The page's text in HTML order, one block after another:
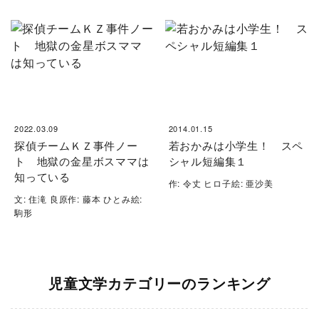
2022.03.09
探偵チームＫＺ事件ノー
ト 地獄の金星ボスママは
知っている
文: 住滝 良原作: 藤本 ひとみ絵:
駒形
2014.01.15
若おかみは小学生！ スペ
シャル短編集１
作: 令丈 ヒロ子絵: 亜沙美
児童文学カテゴリーのランキング